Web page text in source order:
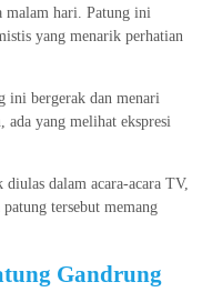
malam hari. Patung ini
yang menarik perhatian
ini bergerak dan menari
ada yang melihat ekspresi
dalam acara-acara TV,
tersebut memang
Gandrung